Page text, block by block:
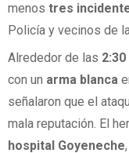
menos tres
Policía y vecinos de
Alrededor de las 2:30
con un arma blanca
señalaron que el
mala reputación. El
hospital Goyeneche